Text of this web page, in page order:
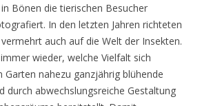
Bönen die tierischen Besucher
In den letzten Jahren richteten
auch auf die Welt der Insekten.
wieder, welche Vielfalt sich
Garten nahezu ganzjährig blühende
durch abwechslungsreiche Gestaltung